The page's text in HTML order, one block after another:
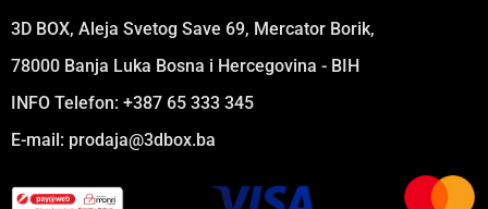
3D BOX, Aleja Svetog Save 69, Mercator Borik,
78000 Banja Luka Bosna i Hercegovina - BIH
INFO Telefon: +387 65 333 345
E-mail: prodaja@3dbox.ba